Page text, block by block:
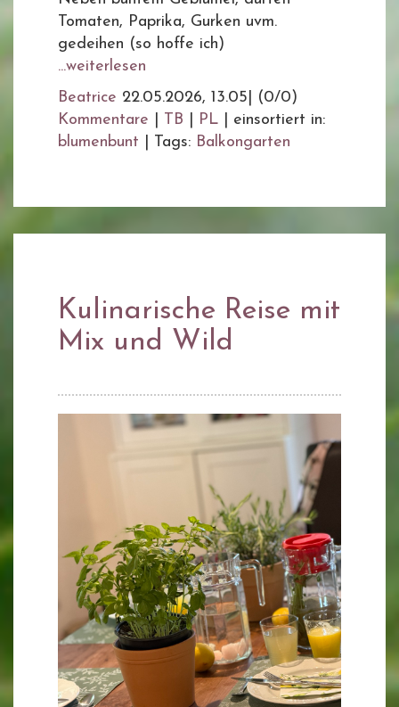
Tomaten, Paprika, Gurken uvm.
gedeihen (so hoffe ich)
...weiterlesen
Beatrice 22.05.2026, 13.05
(0/0)
Kommentare
TB PL
einsortiert in:
blumenbunt
Tags: Balkongarten
Kulinarische Reise mit
Mix und Wild